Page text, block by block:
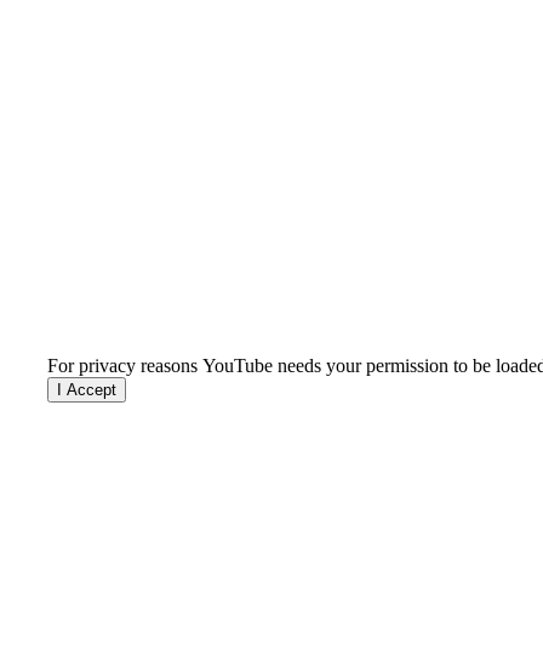
For privacy reasons YouTube needs your permission to be
I Accept